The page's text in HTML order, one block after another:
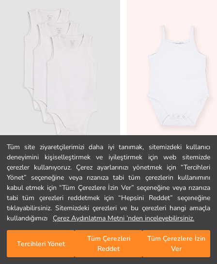
Tüm site ziyaretçilerimizi daha iyi tanımak, sitemizdeki kullanıcı
deneyimini kişiselleştirmek ve iyileştirmek için web sitemizde
çerezler kullanıyoruz. Çerez ayarlarınızı yönetmek için “Tercihleri
Yönet” seçeneğine veya rızanıza tabi tüm çerezlerin kullanımını
kabul etmek için “Tüm Çerezlere İzin Ver” seçeneğine veya rızanıza
tabi tüm çerezleri reddetmek için “Hepsini Reddet” seçeneğine
tıklayabilirsiniz. Sitemizdeki çerezleri ve bu çerezleri hangi amaçla
kullandığımızı
Çerez Aydınlatma Metni ’nden inceleyebilirsiniz.
Tercihleri Yönet
Tüm Çerezleri
Reddet
Tüm Çerezlere İzin
Ver
Ana Sayfa
Kategoriler
Sepetim
LCW baby
Bisiklet Yaka Erkek Bebek Çıtçıtlı Body 3'lü
499,99 TL
Panço
Kız Bebek Özel Dokulu Askılı
358,00 TL
/